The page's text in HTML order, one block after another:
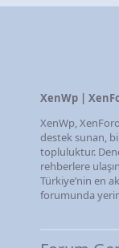
XenWp |
XenWp,
destek sunan,
topluluktur.
rehberlere
Türkiye’nin en
forumunda